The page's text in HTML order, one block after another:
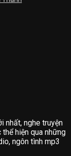
nhất, nghe truyện
hiện qua những
ngôn tình mp3